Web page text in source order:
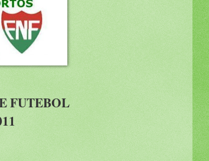
FUTEBOL